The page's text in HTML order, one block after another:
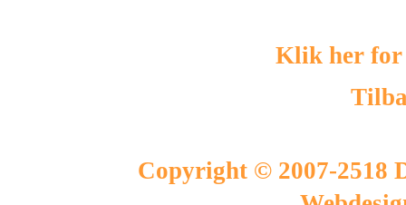
Klik her for
Copyright © 2007-2518